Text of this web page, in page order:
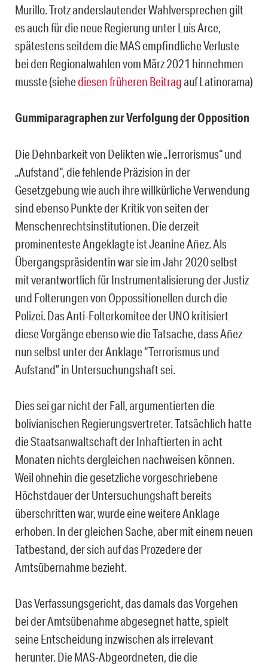
Murillo.Trotz anderslautender Wahlversprechen gilt
es auch für die neue Regierung unter Luis Arce,
spätestens seitdem die MAS empfindliche Verluste
bei den Regionalwahlen vom März 2021 hinnehmen
musste (siehediesen früheren Beitragauf Latinorama)
Gummiparagraphen zur Verfolgung der Opposition
Die Dehnbarkeit von Delikten wie „Terrorismus“ und
„Aufstand“, die fehlende Präzision in der
Gesetzgebung wie auch ihre willkürliche Verwendung
sind ebenso PunktederKritik von seiten der
Menschenrechtsinstitutionen. Die derzeit
prominenteste Angeklagte ist JeanineAñez. Als
Übergangspräsidentin war sie im Jahr 2020 selbst
mitverantwortlich für Instrumentalisierung der Justiz
und Folterungen von Oppossitionellen durch die
Polizei. Das Anti-Folterkomitee der UNO kritisiert
diese Vorgänge ebenso wie die Tatsache, dass Añez
nun selbst unter der Anklage “Terrorismus und
Aufstand” in Untersuchungshaft sei.
Dies sei gar nicht der Fall, argumentierten die
bolivianischen Regierungsvertreter.Tatsächlich hatte
die Staatsanwaltschaft der Inhaftierten in acht
Monaten nichts dergleichen nachweisen können.
Weil ohnehin die gesetzliche vorgeschriebene
Höchstdauer der Untersuchungshaft bereits
überschritten war, wurde eine weitere Anklage
erhoben. In der gleichen Sache, aber mit einem neuen
Tatbestand, der sich auf das Prozedere der
Amtsübernahme bezieht.
Das Verfassungsgericht, das damals das Vorgehen
bei der Amtsübenahme abgesegnet hatte, spielt
seine Entscheidung inzwischen als irrelevant
herunter. Die MAS-Abgeordneten, die die